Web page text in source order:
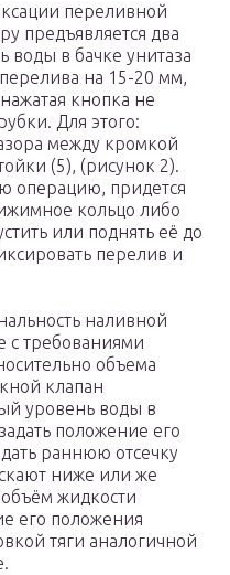
переливной
предъявляется два
воды в бачке унитаза
на 15-20 мм,
кнопка не
Для этого:
между кромкой
(5), (рисунок 2).
операцию, придется
кольцо либо
или поднять её до
перелив и
наливной
с требованиями
объема
клапан
уровень воды в
положение его
раннюю отсечку
ниже или же
жидкости
его положения
тяги аналогичной